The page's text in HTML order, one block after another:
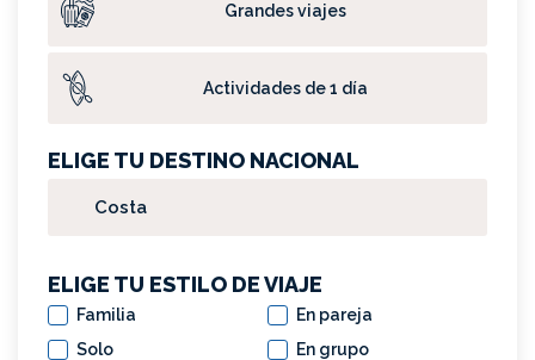
Grandes viajes
Actividades de 1 día
ELIGE TU DESTINO NACIONAL
ELIGE TU ESTILO DE VIAJE
Familia
En pareja
Solo
En grupo